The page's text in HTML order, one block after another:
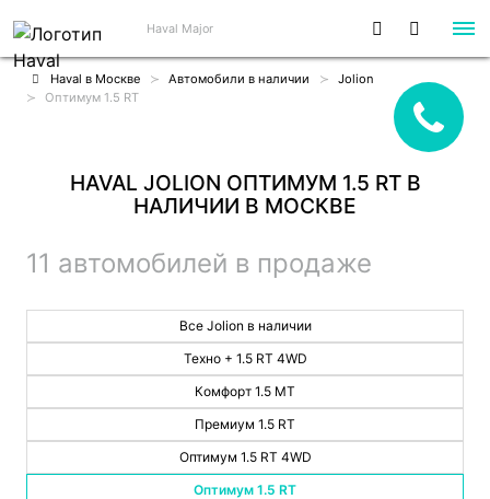
Haval Major
Haval в Москве Автомобили в наличии
Jolion
Оптимум 1.5 RT
HAVAL JOLION ОПТИМУМ 1.5 RT В
НАЛИЧИИ В МОСКВЕ
11 автомобилей в продаже
Все Jolion в наличии
Техно + 1.5 RT 4WD
Комфорт 1.5 MT
Премиум 1.5 RT
Оптимум 1.5 RT 4WD
Оптимум 1.5 RT